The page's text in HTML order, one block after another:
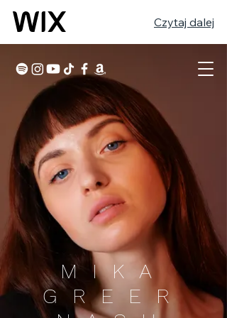
Czytaj dalej